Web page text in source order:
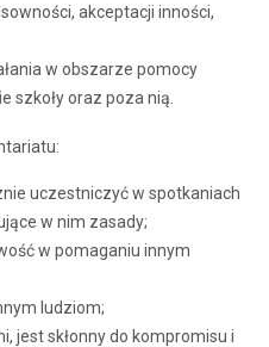
akceptacji inności,
w obszarze pomocy
szkoły oraz poza nią.
uczestniczyć w spotkaniach
w nim zasady;
w pomaganiu innym
ludziom;
jest skłonny do kompromisu i